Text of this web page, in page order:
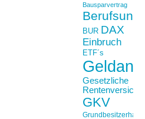
Bausparvertrag
BUR DAX
Einbruch
ETF´s
Gesetzliche
GKV